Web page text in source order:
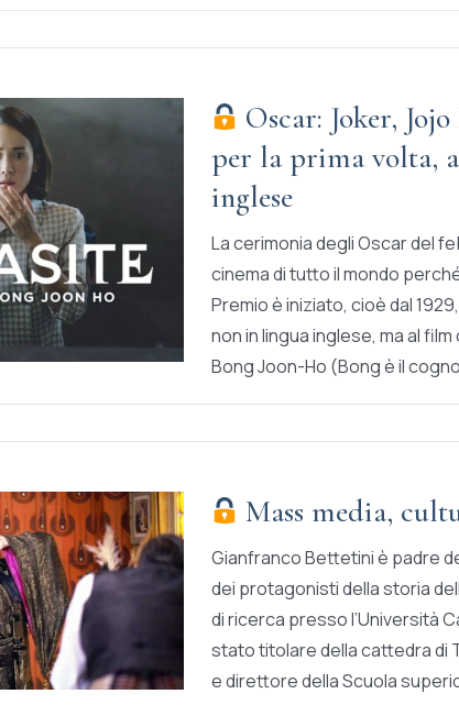
Oscar: Joker,
per la prima volta,
inglese
La cerimonia degli Oscar del
cinema di tutto il mondo
Premio è iniziato, cioè dal
non in lingua inglese, ma al
Bong Joon-Ho (Bong è il
Mass media,
Gianfranco Bettetini è padre
dei protagonisti della storia
di ricerca presso l’Università
stato titolare della cattedra di
e direttore della Scuola